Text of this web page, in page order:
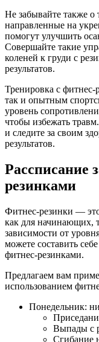
Не забывайте также
направленные на
помогут улучшить
Совершайте такие
коленей к груди с
результатов.
Тренировка с
так и опытным
уровень
чтобы избежать
и следите за своим
результатов.
Рассписание
резинками
Фитнес-резинки —
как для начинающих,
зависимости от
можете составить
фитнес-резинками.
Предлагаем вам
использованием
Понедельник:
Выпады с
Сгибание